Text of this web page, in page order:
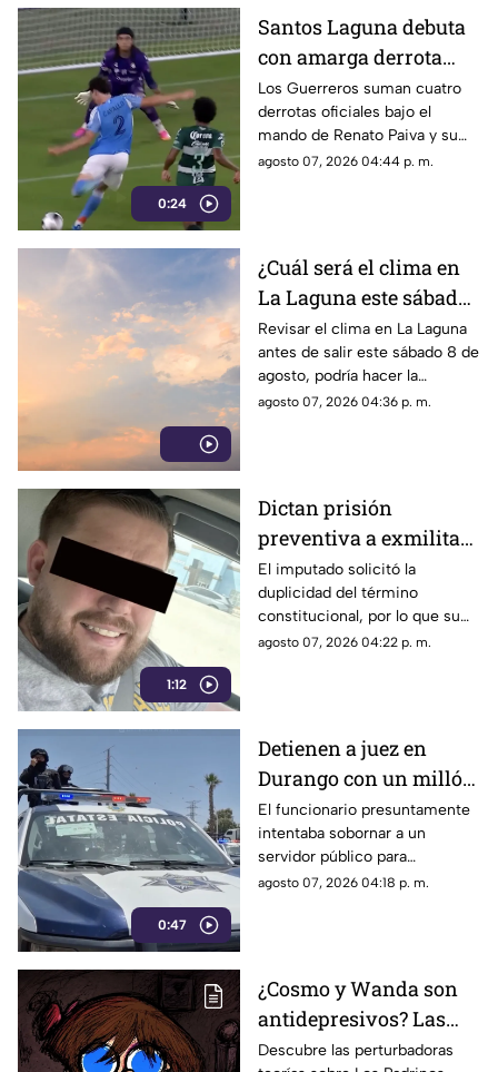
0:24
Santos Laguna debuta
con amarga derrota
ante el New York City
en la Leagues Cup
Los Guerreros suman cuatro
derrotas oficiales bajo el
mando de Renato Paiva y su
próximo reto será ante el
agosto 07, 2026 04:44 p. m.
¿Cuál será el clima en
La Laguna este sábado
8 de agosto 2026?
Revisar el clima en La Laguna
antes de salir este sábado 8 de
agosto, podría hacer la
diferencia entre un día
agosto 07, 2026 04:36 p. m.
1:12
Dictan prisión
preventiva a exmilitar
estadounidense por
asesinato de tres
personas en Coahuila
El imputado solicitó la
duplicidad del término
constitucional, por lo que su
situación jurídica se definirá
agosto 07, 2026 04:22 p. m.
0:47
Detienen a juez en
Durango con un millón
de pesos y un arma de
fuego
El funcionario presuntamente
intentaba sobornar a un
servidor público para
reclasificar diversas causas
agosto 07, 2026 04:18 p. m.
¿Cosmo y Wanda son
antidepresivos? Las
perturbadoras teorías y
Descubre las perturbadoras